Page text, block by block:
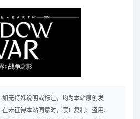
如无特殊说明或标注，均为本站原创发
未征得本站同意时，禁止复制、盗用、